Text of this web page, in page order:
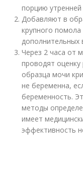
порцию
Добавляют в
крупного
дополнительных
Через 2 часа от
проводят оценку
образца мочи
не беременна,
беременность.
методы
имеет
эффективность